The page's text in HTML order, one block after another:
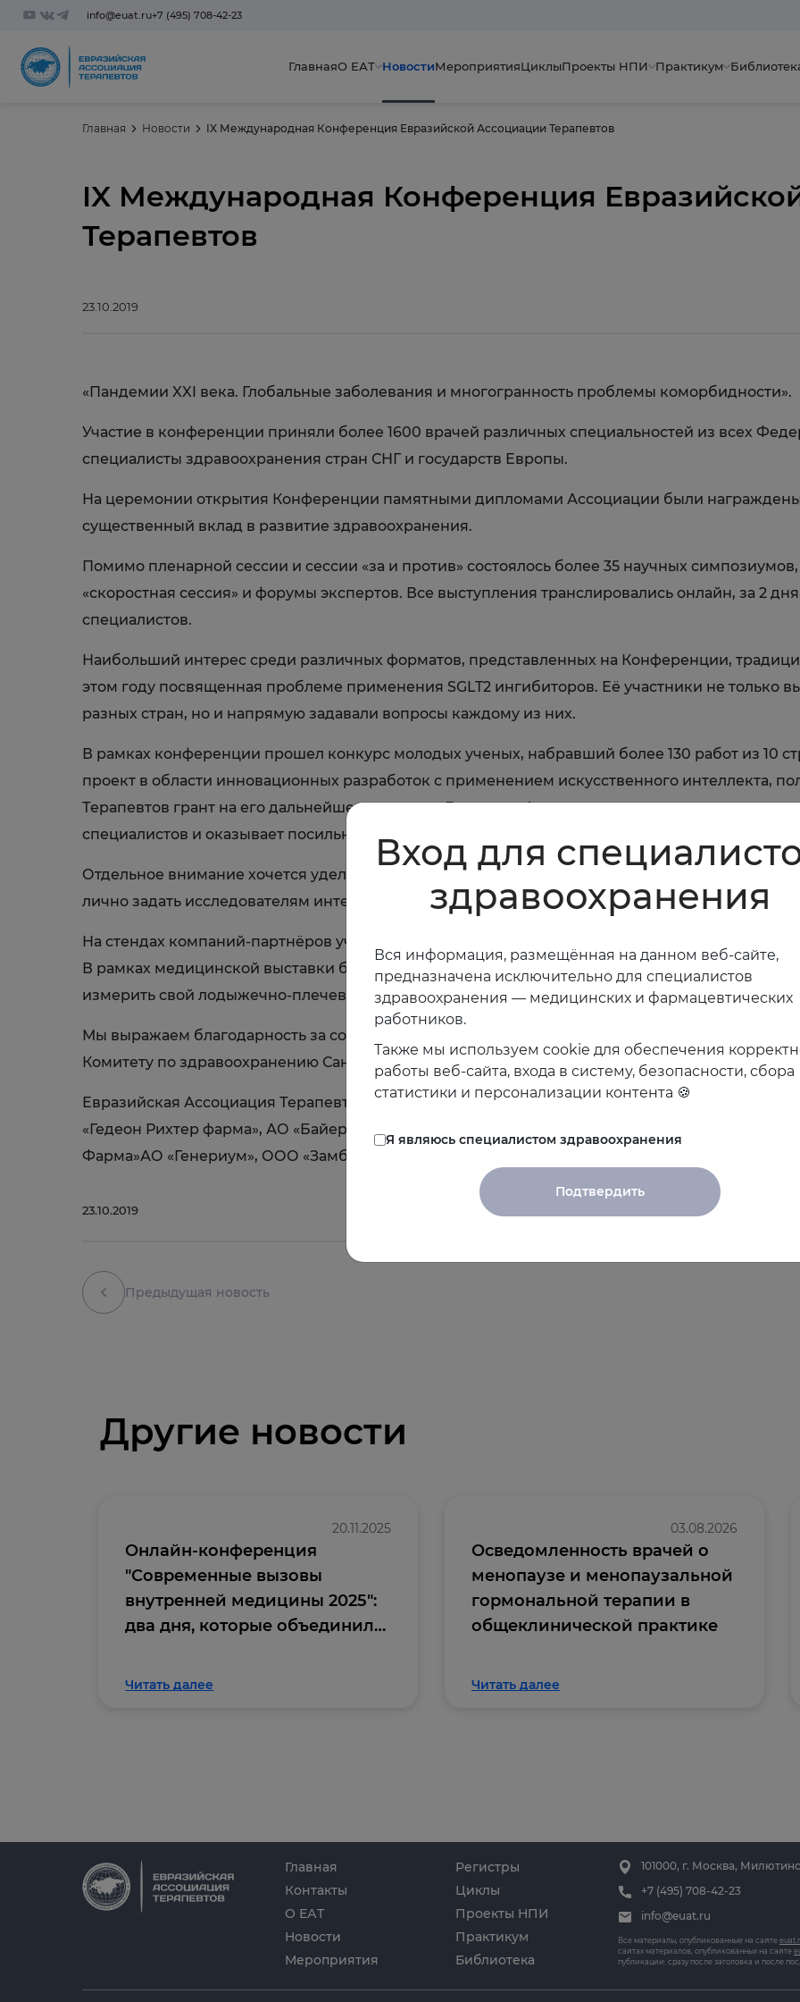
info@euat.ru+7 (495) 708-42-23
ГлавнаяО ЕАТ НовостиМероприятияЦиклыПроекты НПИ Практикум
Главная Новости IX Международная Конференция Евразийской Ассоциации Терапевтов
IX Международная Конференция
Терапевтов
23.10.2019
«Пандемии XXI века. Глобальные заболевания и многогранность проблемы коморбидности».
Участие в конференции приняли более 1600 врачей различных специальностей из всех
специалисты здравоохранения стран СНГ и государств Европы.
На церемонии открытия Конференции памятными дипломами Ассоциации были
существенный вклад в развитие здравоохранения.
Помимо пленарной сессии и сессии «за и против» состоялось более 35 научных
«скоростная сессия» и форумы экспертов. Все выступления транслировались онлайн, за 2
специалистов.
Наибольший интерес среди различных форматов, представленных на Конференции,
этом году посвященная проблеме применения SGLT2 ингибиторов. Её участники не только
разных стран, но и напрямую задавали вопросы каждому из них.
В рамках конференции прошел конкурс молодых ученых, набравший более 130 работ из 10
проект в области инновационных разработок с применением искусственного интеллекта,
Терапевтов грант на его дальнейшее развитие. Ежегодно Ассоциация поддерживает
специалистов и оказывает посильную помощь интересным проектам.
Отдельное внимание хочется уделить постерной сессии, где любой желающий мог изучить
лично задать исследователям интересующие его вопросы.
На стендах компаний-партнёров участникам так же удалось подчерпнуть важные знания и
В рамках медицинской выставки был презентован инновационный аппарат, с помощью
измерить свой лодыжечно-плечевой индекс и получить всю необходимую информацию о
Мы выражаем благодарность за сотрудничество и содействие в организации Конференции
Комитету по здравоохранению Санкт-Петербурга и медицинским ассоциациям Санкт-
Евразийская Ассоциация Терапевтов так же благодарит официальных спонсоров
«Гедеон Рихтер фарма», АО «Байер», ООО «Мерк», ООО «Эбботт Лэбораториз», Компания
Фарма»АО «Генериум», ООО «Замбон фарма» и информационных партнеров Ассоциации.
23.10.2019
Предыдущая новость
Другие новости
03.08.2026
Осведомленность врачей о
менопаузе и менопаузальной
гормональной терапии в
общеклинической практике
Читать далее
20.11.2025
Онлайн-конференция
"Современные вызовы
внутренней медицины 2025":
два дня, которые объединили
сообщество
Читать далее
Главная
О ЕАТ
Новости
Мероприятия
Циклы
Проекты НПИ
Практикум
Библиотека
Регистры
Контакты
101000, г. Москва,
+7 (495) 708-42-23
info@euat.ru
Все материалы, опубликованные на сайте
сайтах материалов, опубликованных на сайте
публикации: сразу после заголовка и после
Вход для
здравоохранения
Вся информация, размещённая на данном веб-сайте,
предназначена исключительно для специалистов
здравоохранения — медицинских и фармацевтических
работников.
Также мы используем cookie для обеспечения
работы веб-сайта, входа в систему, безопасности, сбора
статистики и персонализации контента 🍪
Я являюсь специалистом здравоохранения
Подтвердить